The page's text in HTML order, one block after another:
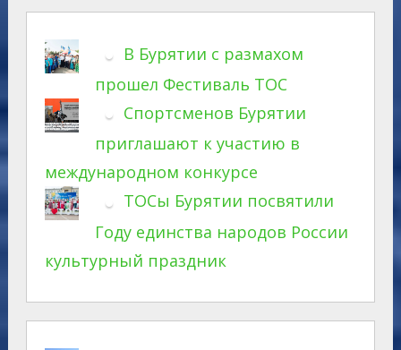
В Бурятии с размахом
прошел Фестиваль ТОС
Спортсменов Бурятии
приглашают к участию в
международном конкурсе
ТОСы Бурятии посвятили
Году единства народов России
культурный праздник